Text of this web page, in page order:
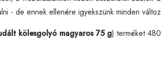
- de ennek ellenére igyekszünk minden
kölesgolyó magyaros 75 g) terméket